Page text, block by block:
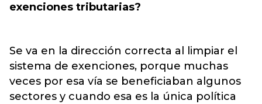
exenciones tributarias?
Se va en la dirección correcta al limpiar el
sistema de exenciones, porque muchas
veces por esa vía se beneficiaban algunos
sectores y cuando esa es la única política